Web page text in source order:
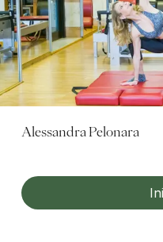
Alessandra Pelonara